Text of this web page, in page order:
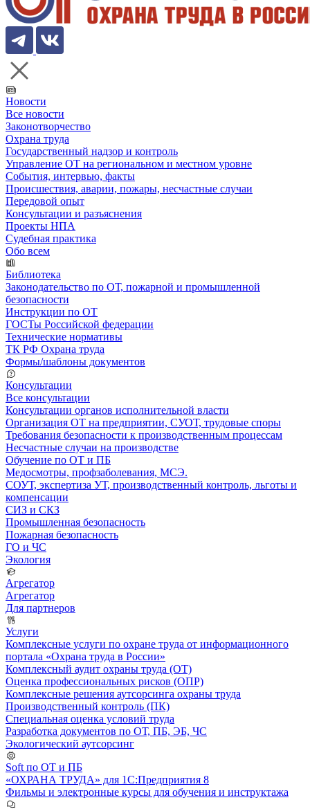
Новости
Все новости
Законотворчество
Охрана труда
Государственный надзор и контроль
Управление ОТ на региональном и местном уровне
События, интервью, факты
Происшествия, аварии, пожары, несчастные случаи
Передовой опыт
Консультации и разъяснения
Проекты НПА
Судебная практика
Обо всем
Библиотека
Законодательство по ОТ, пожарной и промышленной
безопасности
Инструкции по ОТ
ГОСТы Российской федерации
Технические нормативы
ТК РФ Охрана труда
Формы/шаблоны документов
Консультации
Все консультации
Консультации органов исполнительной власти
Организация ОТ на предприятии, СУОТ, трудовые споры
Требования безопасности к производственным процессам
Несчастные случаи на производстве
Обучение по ОТ и ПБ
Медосмотры, профзаболевания, МСЭ.
СОУТ, экспертиза УТ, производственный контроль, льготы и
компенсации
СИЗ и СКЗ
Промышленная безопасность
Пожарная безопасность
ГО и ЧС
Экология
Агрегатор
Агрегатор
Для партнеров
Услуги
Комплексные услуги по охране труда от информационного
портала «Охрана труда в России»
Комплексный аудит охраны труда (ОТ)
Оценка профессиональных рисков (ОПР)
Комплексные решения аутсорсинга охраны труда
Производственный контроль (ПК)
Специальная оценка условий труда
Разработка документов по ОТ, ПБ, ЭБ, ЧС
Экологический аутсорсинг
Soft по ОТ и ПБ
«ОХРАНА ТРУДА» для 1С:Предприятия 8
Фильмы и электронные курсы для обучения и инструктажа